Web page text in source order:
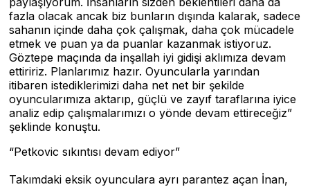
fazla olacak ancak biz bunların dışında kalarak, sadece
sahanın içinde daha çok çalışmak, daha çok mücadele
etmek ve puan ya da puanlar kazanmak istiyoruz.
Göztepe maçında da inşallah iyi gidişi aklımıza devam
ettiririz. Planlarımız hazır. Oyuncularla yarından
itibaren istediklerimizi daha net net bir şekilde
oyuncularımıza aktarıp, güçlü ve zayıf taraflarına iyice
analiz edip çalışmalarımızı o yönde devam ettireceğiz”
şeklinde konuştu.
“Petkovic sıkıntısı devam ediyor”
Takımdaki eksik oyunculara ayrı parantez açan İnan,